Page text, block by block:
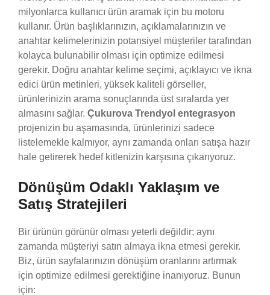
milyonlarca kullanıcı ürün aramak için bu motoru
kullanır. Ürün başlıklarınızın, açıklamalarınızın ve
anahtar kelimelerinizin potansiyel müşteriler tarafından
kolayca bulunabilir olması için optimize edilmesi
gerekir. Doğru anahtar kelime seçimi, açıklayıcı ve ikna
edici ürün metinleri, yüksek kaliteli görseller,
ürünlerinizin arama sonuçlarında üst sıralarda yer
almasını sağlar. Çukurova Trendyol entegrasyon
projenizin bu aşamasında, ürünlerinizi sadece
listelemekle kalmıyor, aynı zamanda onları satışa hazır
hale getirerek hedef kitlenizin karşısına çıkarıyoruz.
Dönüşüm Odaklı Yaklaşım ve
Satış Stratejileri
Bir ürünün görünür olması yeterli değildir; aynı
zamanda müşteriyi satın almaya ikna etmesi gerekir.
Biz, ürün sayfalarınızın dönüşüm oranlarını artırmak
için optimize edilmesi gerektiğine inanıyoruz. Bunun
için: